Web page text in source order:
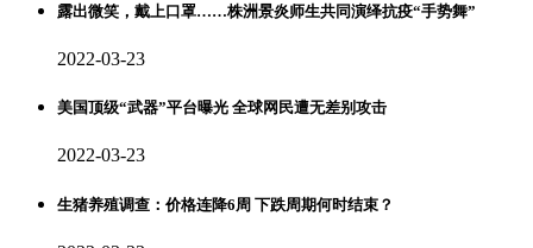
露出微笑，戴上口罩……株洲景炎师生共同演绎抗疫“手势舞”
2022-03-23
美国顶级“武器”平台曝光 全球网民遭无差别攻击
2022-03-23
生猪养殖调查：价格连降6周 下跌周期何时结束？